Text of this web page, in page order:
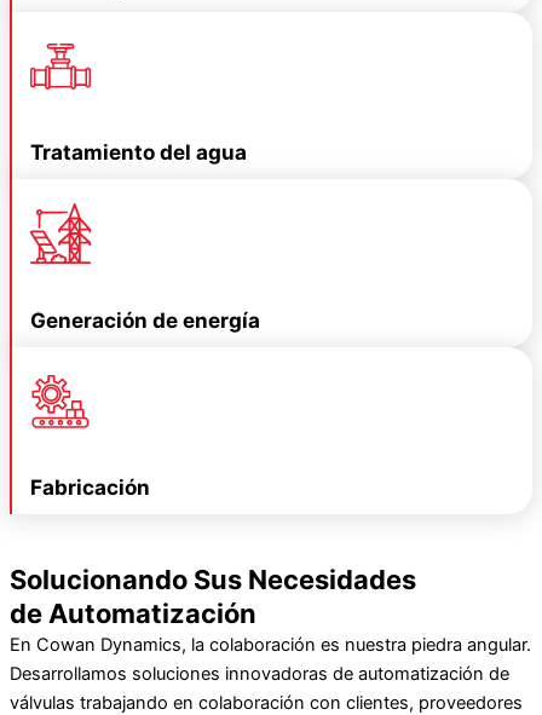
Tratamiento del agua
Generación de energía
Fabricación
Solucionando Sus Necesidades
de Automatización
En Cowan Dynamics, la colaboración es nuestra piedra angular.
Desarrollamos soluciones innovadoras de automatización de
válvulas trabajando en colaboración con clientes, proveedores